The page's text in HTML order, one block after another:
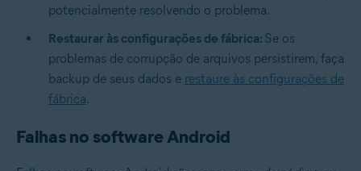
potencialmente resolvendo o problema.
Restaurar às configurações de fábrica: Se os
problemas de corrupção de arquivos persistirem, faça
backup de seus dados e restaure às configurações de
fábrica.
Falhas no software Android